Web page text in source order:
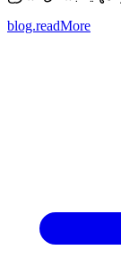
blog.readMore